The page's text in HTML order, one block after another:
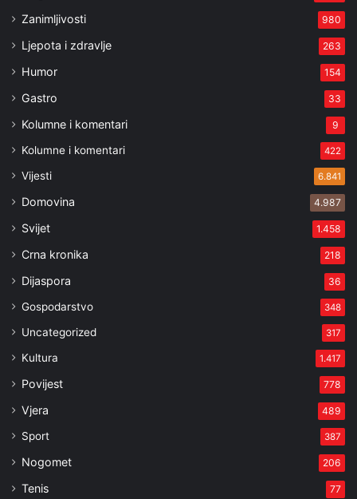
Zanimljivosti 980
Ljepota i zdravlje 263
Humor 154
Gastro 33
Kolumne i komentari 9
Kolumne i komentari 422
Vijesti 6.841
Domovina 4.987
Svijet 1.458
Crna kronika 218
Dijaspora 36
Gospodarstvo 348
Uncategorized 317
Kultura 1.417
Povijest 778
Vjera 489
Sport 387
Nogomet 206
Tenis 77